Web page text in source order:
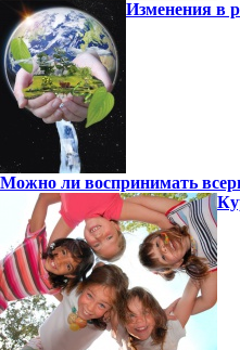
Изменения в
Можно ли воспринимать